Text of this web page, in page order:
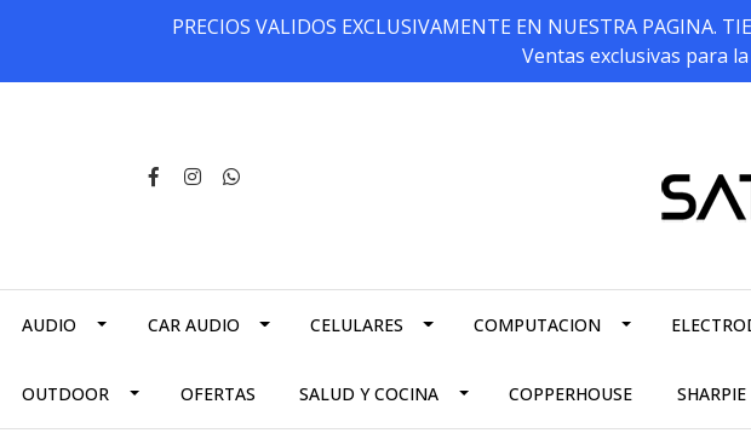
PRECIOS VALIDOS EXCLUSIVAMENTE EN NUESTRA PAGINA.
Ventas exclusivas para
AUDIO CAR AUDIO CELULARES COMPUTACION
OUTDOOR OFERTAS SALUD Y COCINA COPPERHOUSE SHARPIE